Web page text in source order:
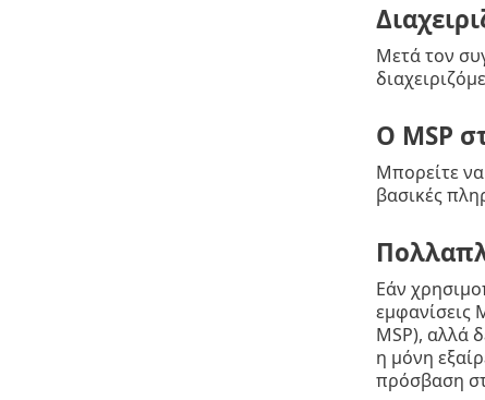
Μετά τον
Ο MSP
Μπορείτε
βασικές
Εάν
εμφανίσεις
MSP), αλλά
η μόνη
πρόσβαση